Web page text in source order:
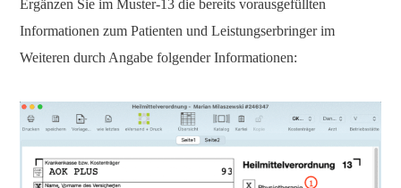
Ergänzen Sie im Muster-13 die bereits vorausgefüllten
Informationen zum Patienten und Leistungserbringer im
Weiteren durch Angabe folgender Informationen: